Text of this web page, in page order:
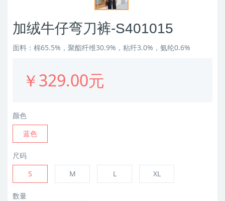
加绒牛仔弯刀裤-S401015
面料：棉65.5%，聚酯纤维30.9%，粘纤3.0%，氨纶0.6%
￥329.00元
颜色
蓝色
尺码
S
M L XL
数量